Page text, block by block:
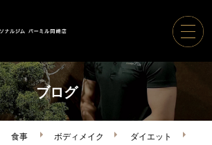
ホーム
パーソナルジムパーミル
ブログ
食事 ボディメイク
ダイエット